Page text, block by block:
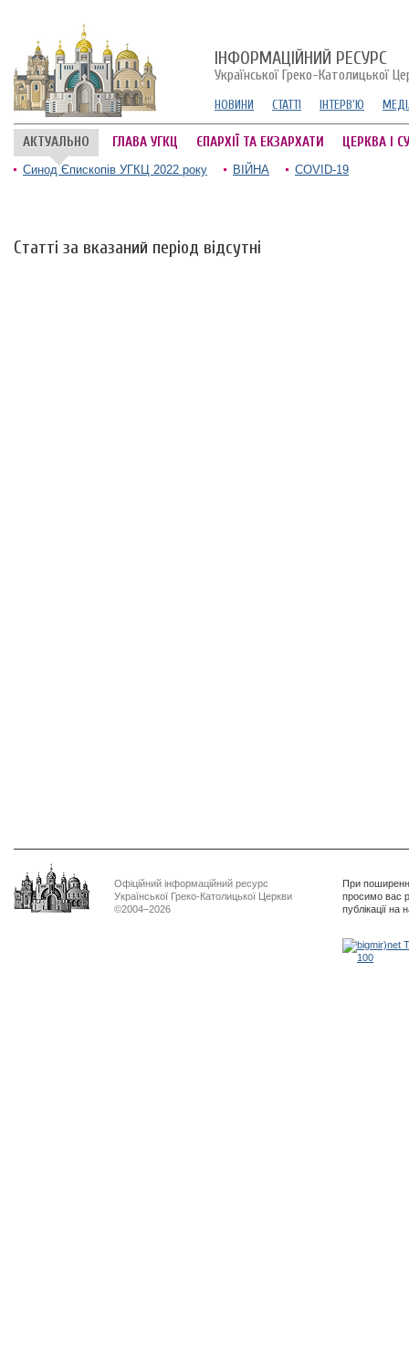
ІНФОРМАЦІЙНИЙ РЕСУРС
Української Греко-Католицької
НОВИНИ СТАТТІ ІНТЕРВ'Ю
АКТУАЛЬНО ГЛАВА УГКЦ ЄПАРХІЇ ТА ЕКЗАРХАТИ ЦЕРКВА І
Синод Єпископів УГКЦ 2022 року ВІЙНА COVID-19
Статті за вказаний період відсутні
Офіційний інформаційний ресурс
Української Греко-Католицької Церкви
©2004–2026
При
просимо вас
публікації на